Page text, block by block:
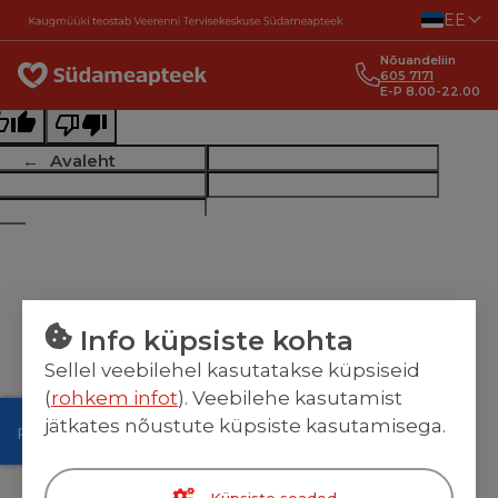
EE
Nõuandeliin
605 7171
E-P 8.00-22.00
Avaleht
text
this translation
feedback will be used to help improve Google Translate
Info küpsiste kohta
Sellel veebilehel kasutatakse küpsiseid
(rohkem infot). Veebilehe kasutamist
jätkates nõustute küpsiste kasutamisega.